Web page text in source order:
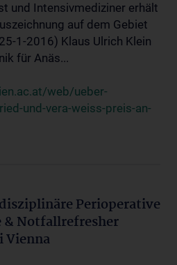
und Intensivmediziner erhält
auf dem Gebiet
1-2016) Klaus Ulrich Klein
für Anäs...
web/ueber-
und-vera-weiss-preis-an-
Perioperative
& Notfallrefresher
Vienna